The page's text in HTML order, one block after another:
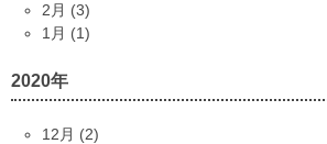
2月 (3)
1月 (1)
2020年
12月 (2)